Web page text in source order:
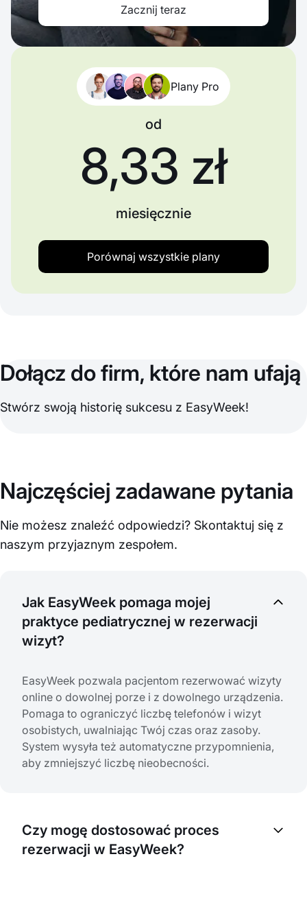
Zacznij teraz
Plany Pro
od
8,33 zł
miesięcznie
Porównaj wszystkie plany
Dołącz do firm, które nam ufają
Stwórz swoją historię sukcesu z EasyWeek!
Najczęściej zadawane pytania
Nie możesz znaleźć odpowiedzi? Skontaktuj się z
naszym przyjaznym zespołem.
Jak EasyWeek pomaga mojej
praktyce pediatrycznej w rezerwacji
wizyt?
EasyWeek pozwala pacjentom rezerwować wizyty
online o dowolnej porze i z dowolnego urządzenia.
Pomaga to ograniczyć liczbę telefonów i wizyt
osobistych, uwalniając Twój czas oraz zasoby.
System wysyła też automatyczne przypomnienia,
aby zmniejszyć liczbę nieobecności.
Czy mogę dostosować proces
rezerwacji w EasyWeek?